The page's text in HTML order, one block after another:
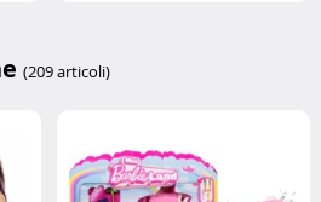
(209 articoli)